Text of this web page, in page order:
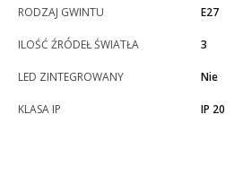
RODZAJ GWINTU E27
ILOŚĆ ŹRÓDEŁ ŚWIATŁA 3
LED ZINTEGROWANY Nie
KLASA IP IP 20